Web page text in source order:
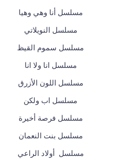
مسلسل أنا وهي وهيا
مسلسل النويلاتي
مسلسل سموم القيظ
مسلسل انا ولا انا
مسلسل اللون الأزرق
مسلسل اب ولكن
مسلسل فرصة أخيرة
مسلسل بنت النعمان
مسلسل أولاد الراعي